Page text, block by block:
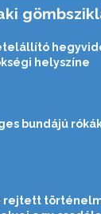
helyszíne
bundájú
rejtett